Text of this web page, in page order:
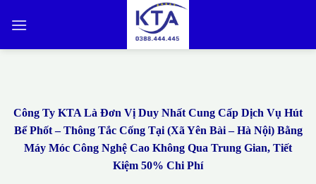
qua
Công Ty KTA Là Đơn Vị Duy Nhất Cung Cấp Dịch Vụ Hút
Bể Phốt – Thông Tắc Cống Tại (Xã Yên Bài – Hà Nội) Bằng
Máy Móc Công Nghệ Cao Không Qua Trung Gian, Tiết
Kiệm 50% Chi Phí